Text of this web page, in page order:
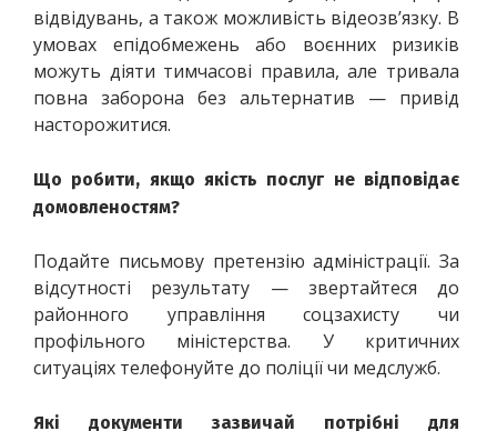
відвідувань, а також можливість відеозв’язку. В
умовах епідобмежень або воєнних ризиків
можуть діяти тимчасові правила, але тривала
повна заборона без альтернатив — привід
насторожитися.
Що робити, якщо якість послуг не відповідає
домовленостям?
Подайте письмову претензію адміністрації. За
відсутності результату — звертайтеся до
районного управління соцзахисту чи
профільного міністерства. У критичних
ситуаціях телефонуйте до поліції чи медслужб.
Які документи зазвичай потрібні для